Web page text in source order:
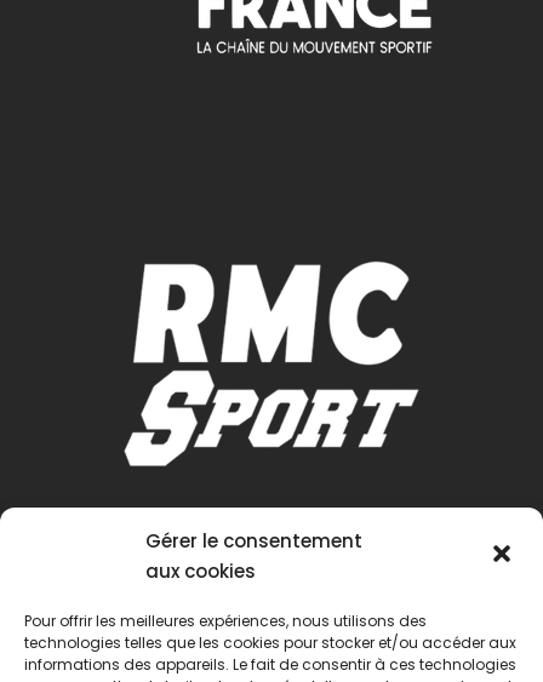
Gérer le consentement
aux cookies
Pour offrir les meilleures expériences, nous utilisons des
technologies telles que les cookies pour stocker et/ou accéder aux
informations des appareils. Le fait de consentir à ces technologies